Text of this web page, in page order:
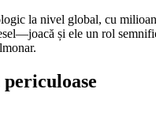
la nivel global, cu
și ele un rol